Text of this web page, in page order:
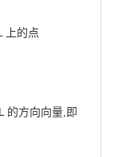
上的点
的方向向量,即